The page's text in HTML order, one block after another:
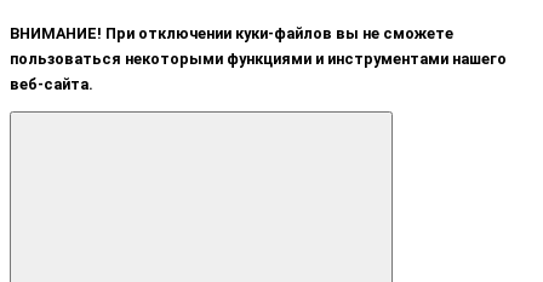
ВНИМАНИЕ! При отключении куки-файлов вы не сможете
пользоваться некоторыми функциями и инструментами нашего
веб-сайта.